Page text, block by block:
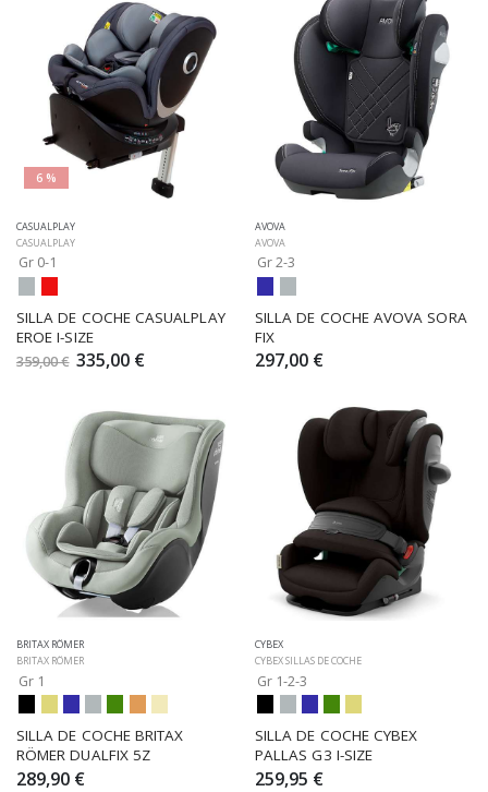
6 %
CASUALPLAY
CASUALPLAY
Gr 0-1
SILLA DE COCHE CASUALPLAY
EROE I-SIZE
359,00 € 335,00 €
AVOVA
AVOVA
Gr 2-3
SILLA DE COCHE AVOVA SORA
FIX
297,00 €
BRITAX RÖMER
BRITAX RÖMER
Gr 1
SILLA DE COCHE BRITAX
RÖMER DUALFIX 5Z
289,90 €
CYBEX
CYBEX SILLAS DE COCHE
Gr 1-2-3
SILLA DE COCHE CYBEX
PALLAS G3 I-SIZE
259,95 €